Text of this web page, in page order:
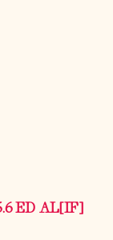
ED AL[IF]